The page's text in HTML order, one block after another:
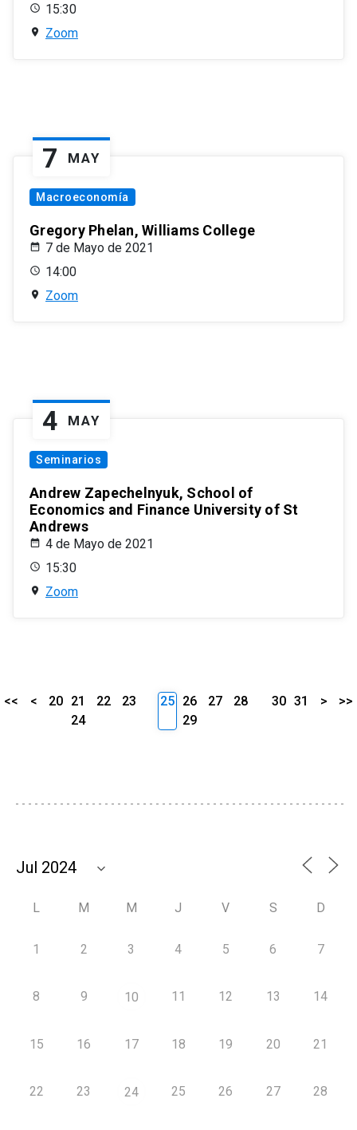
15:30
Zoom
7 MAY
Macroeconomía
Gregory Phelan, Williams College
7 de Mayo de 2021
14:00
Zoom
4 MAY
Seminarios
Andrew Zapechelnyuk, School of
Economics and Finance University of St
Andrews
4 de Mayo de 2021
15:30
Zoom
<< < 20 21 22
23
24
25 26 27
28
29
30 31 > >>
L M M J V S D
1 2 3 4 5 6 7
8 9 10 11 12 13 14
15 16 17 18 19 20 21
22 23 24 25 26 27 28